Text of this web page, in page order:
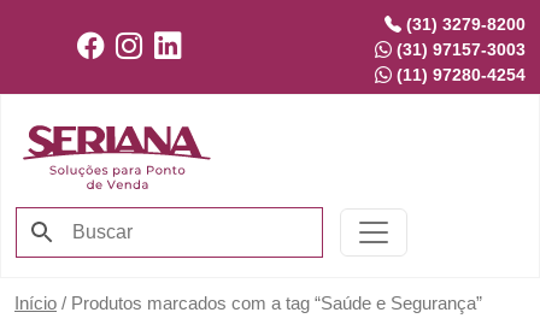
(31) 3279-8200
(31) 97157-3003
(11) 97280-4254
Início / Produtos marcados com a tag “Saúde e Segurança”